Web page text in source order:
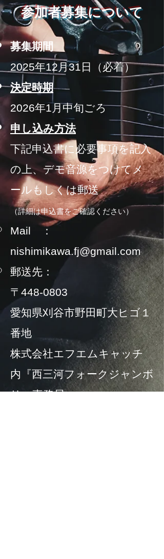
参加者募集について
募集期間​
2025年12月31日（必着）
決定時期
2026年1月中旬ごろ
申し込み方法
​下記申込書に必要事項を記入
の上​、デモ音源をつけてメ
ールもしくは郵送
（詳細は申込書をご確認ください）
Mail ：
nishimikawa.fj@gmail.com
郵送先：
〒448-0803
愛知県刈谷市野田町大ヒゴ１
番地
株式会社エフエムキャッチ
内『西三河フォークジャンボ
リー事務局』